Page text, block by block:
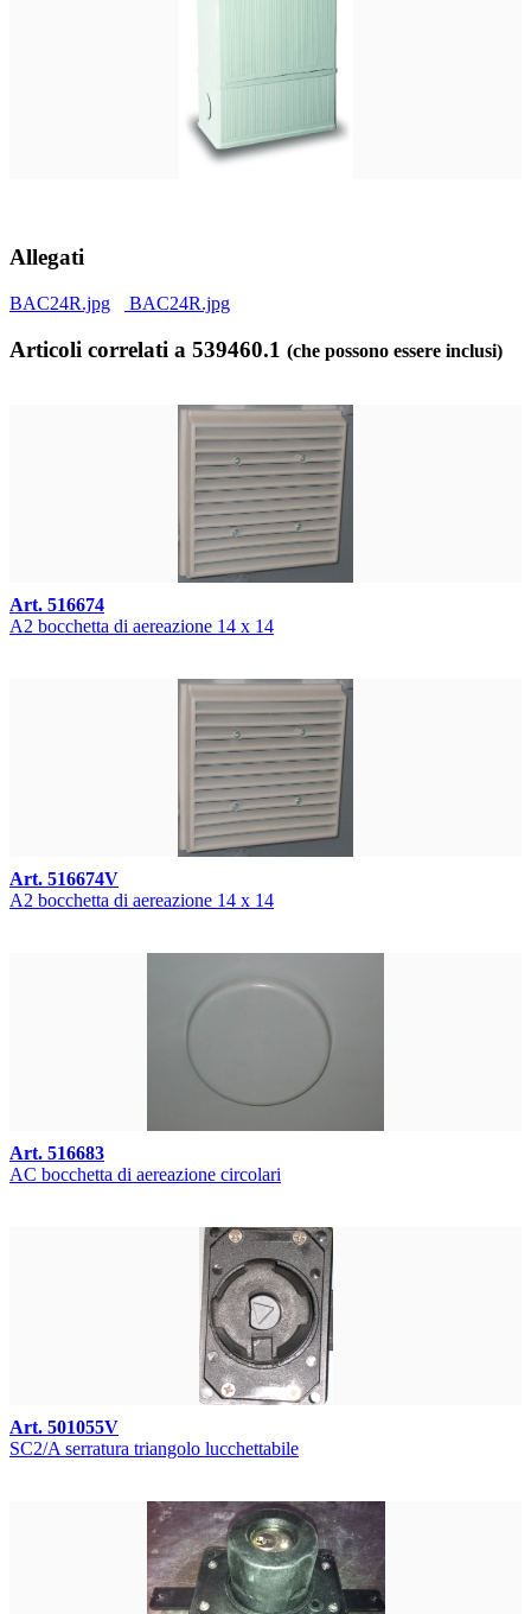
Allegati
BAC24R.jpg BAC24R.jpg
Articoli correlati a 539460.1 (che possono essere inclusi)
Art. 516674
A2 bocchetta di aereazione 14 x 14
Art. 516674V
A2 bocchetta di aereazione 14 x 14
Art. 516683
AC bocchetta di aereazione circolari
Art. 501055V
SC2/A serratura triangolo lucchettabile